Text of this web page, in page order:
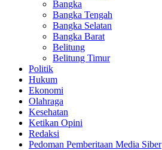
Bangka
Bangka Tengah
Bangka Selatan
Bangka Barat
Belitung
Belitung Timur
Politik
Hukum
Ekonomi
Olahraga
Kesehatan
Ketikan Opini
Redaksi
Pedoman Pemberitaan Media Siber